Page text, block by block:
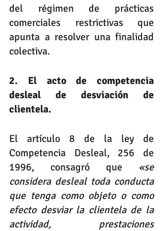
del régimen de prácticas
comerciales restrictivas que
apunta a resolver una finalidad
colectiva.
2. El acto de competencia
desleal de desviación de
clientela.
El artículo 8 de la ley de
Competencia Desleal, 256 de
1996, consagró que «se
considera desleal toda conducta
que tenga como objeto o como
efecto desviar la clientela de la
actividad, prestaciones